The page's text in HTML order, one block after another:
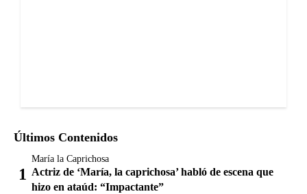
Últimos Contenidos
María la Caprichosa
Actriz de ‘María, la caprichosa’ habló de escena que
hizo en ataúd: “Impactante”